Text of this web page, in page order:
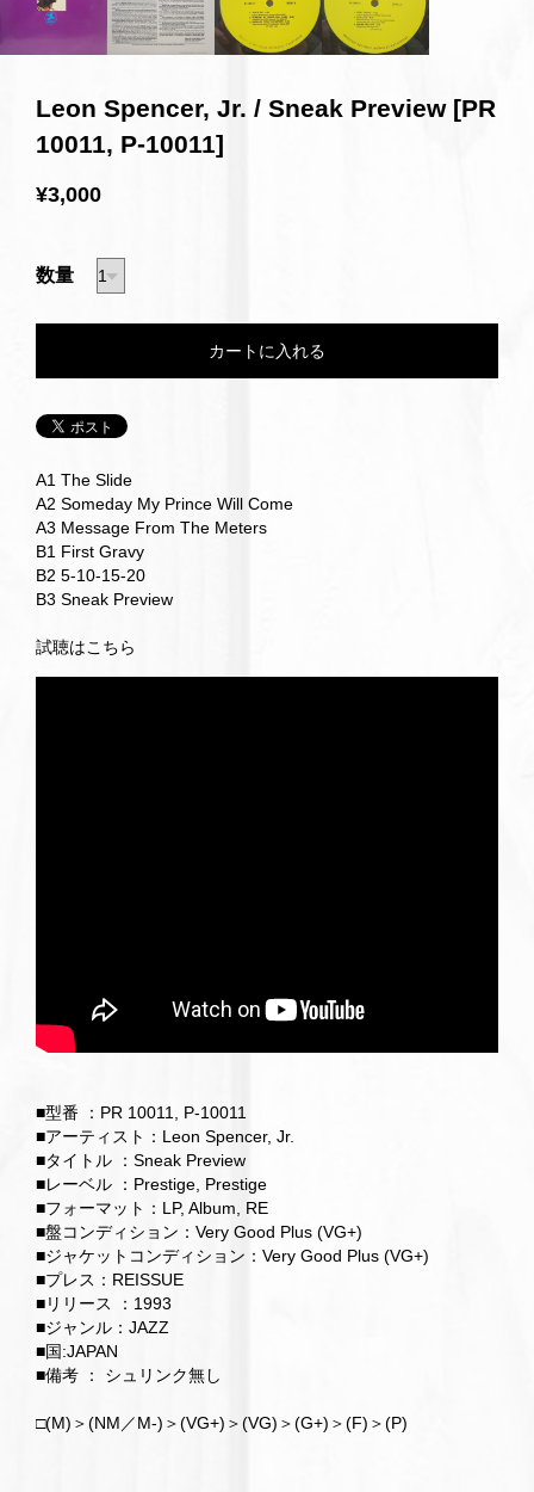
Leon Spencer, Jr. / Sneak Preview [PR
10011, P-10011]
¥3,000
数量
A1 The Slide
A2 Someday My Prince Will Come
A3 Message From The Meters
B1 First Gravy
B2 5-10-15-20
B3 Sneak Preview
試聴はこちら
■型番 ：PR 10011, P-10011
■アーティスト：Leon Spencer, Jr.
■タイトル ：Sneak Preview
■レーベル ：Prestige, Prestige
■フォーマット：LP, Album, RE
■盤コンディション：Very Good Plus (VG+)
■ジャケットコンディション：Very Good Plus (VG+)
■プレス：REISSUE
■リリース ：1993
■ジャンル：JAZZ
■国:JAPAN
■備考 ： シュリンク無し
□(M)＞(NM／M-)＞(VG+)＞(VG)＞(G+)＞(F)＞(P)